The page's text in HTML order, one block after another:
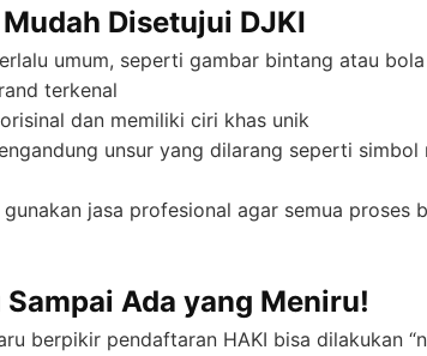
Disetujui DJKI
umum, seperti gambar bintang atau
terkenal
dan memiliki ciri khas unik
unsur yang dilarang seperti
jasa profesional agar semua
Ada yang Meniru!
berpikir pendaftaran HAKI bisa dilakukan